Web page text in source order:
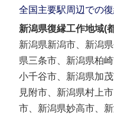
全国主要駅周辺での
新潟県復縁工作地域(
新潟県新潟市、新潟
県三条市、新潟県柏
小千谷市、新潟県加
見附市、新潟県村上
市、新潟県妙高市、